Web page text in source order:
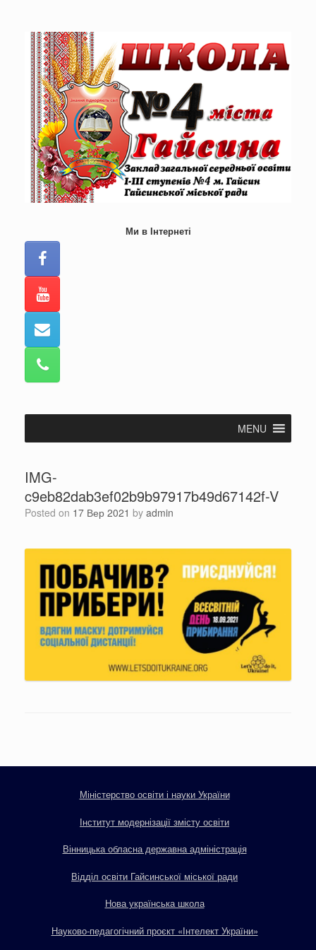
Ми в Інтернеті
MENU
IMG-
c9eb82dab3ef02b9b97917b49d67142f-V
Posted on 17 Вер 2021 by admin
Міністерство освіти і науки України
Інститут модернізації змісту освіти
Вінницька обласна державна адміністрація
Відділ освіти Гайсинської міської ради
Нова українська школа
Науково-педагогічний проєкт «Інтелект України»